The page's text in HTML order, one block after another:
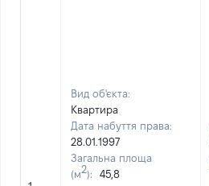
Вид об'єкта:
Квартира
Дата набуття права:
28.01.1997
Загальна площа
(м2):
45,8